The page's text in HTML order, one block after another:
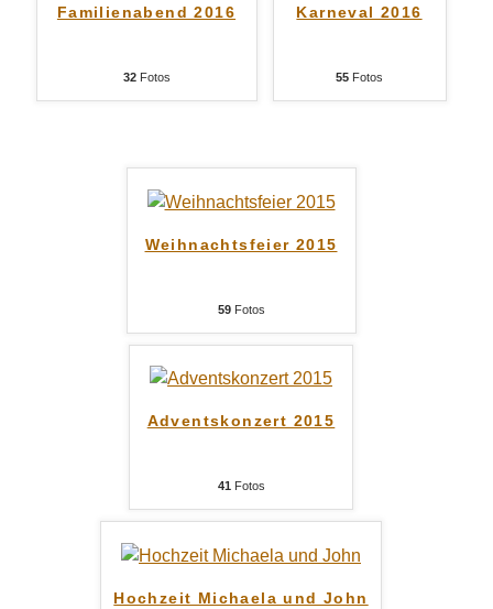
Familienabend 2016
32Fotos
Karneval 2016
55 Fotos
Weihnachtsfeier 2015
59Fotos
Adventskonzert 2015
41 Fotos
Hochzeit Michaela und John